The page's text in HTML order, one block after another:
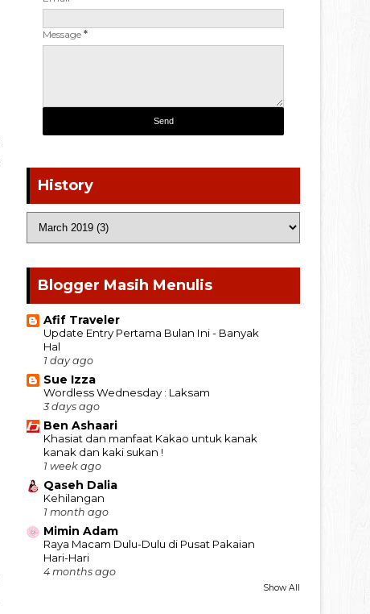
Message *
History
Blogger Masih Menulis
Afif Traveler
Update Entry Pertama Bulan Ini - Banyak
Hal
1 day ago
Sue Izza
Wordless Wednesday : Laksam
3 days ago
Ben Ashaari
Khasiat dan manfaat Kakao untuk kanak
kanak dan kaki sukan !
1 week ago
Qaseh Dalia
Kehilangan
1 month ago
Mimin Adam
Raya Macam Dulu-Dulu di Pusat Pakaian
Hari-Hari
4 months ago
Show All